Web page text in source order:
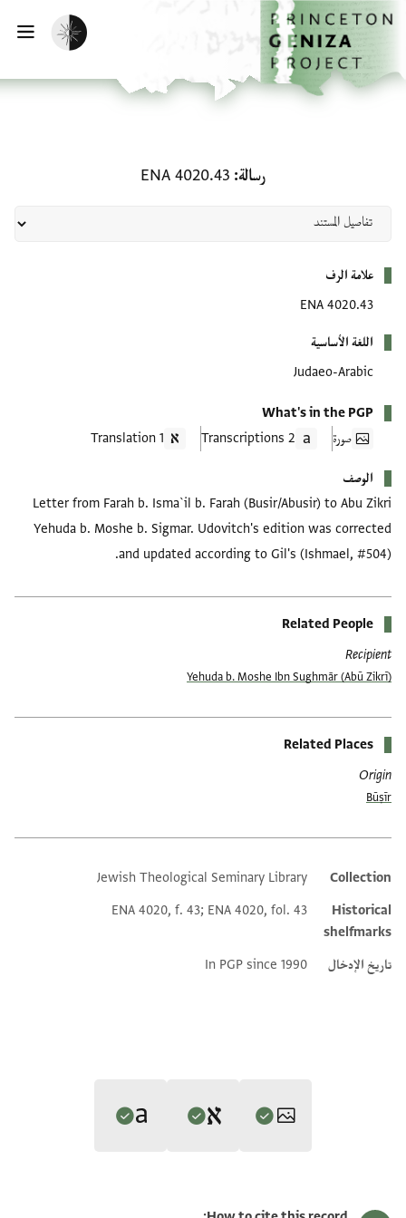
إلى المحتوى الرئيسي
الرئيسية
تفعيل الوضع المظلم
رسالة ENA 4020.43
علامة الرف
ENA 4020.43
اللغة الأساسية
Judaeo-Arabic
What's in the PGP
صورة
2 Transcriptions
1 Translation
الوصف
Letter from Farah b. Isma`il b. Farah (Busir/Abusir) to Abu Zikri
Yehuda b. Moshe b. Sigmar. Udovitch's edition was corrected
and updated according to Gil's (Ishmael, #504).
Related People
Recipient
(Abū Zikrī) Yehuda b. Moshe Ibn Sughmār
Related Places
Origin
Būṣīr
Additional metadata
Collection
Jewish Theological Seminary Library
Historical
shelfmarks
ENA 4020, f. 43; ENA 4020, fol. 43
تاريخ الإدخال In PGP since 1990
In the Kingdom of Ishmael‎(in Hebrew) (Tel Aviv